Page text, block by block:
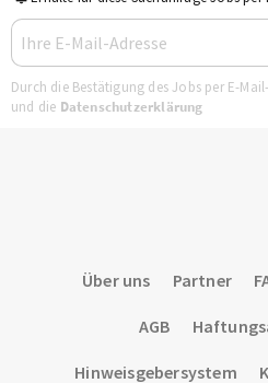
Durch die Bestätigung des Jobs per E-
und die Datenschutzerklärung
Über uns Partner
AGB
Hinweisgebersystem